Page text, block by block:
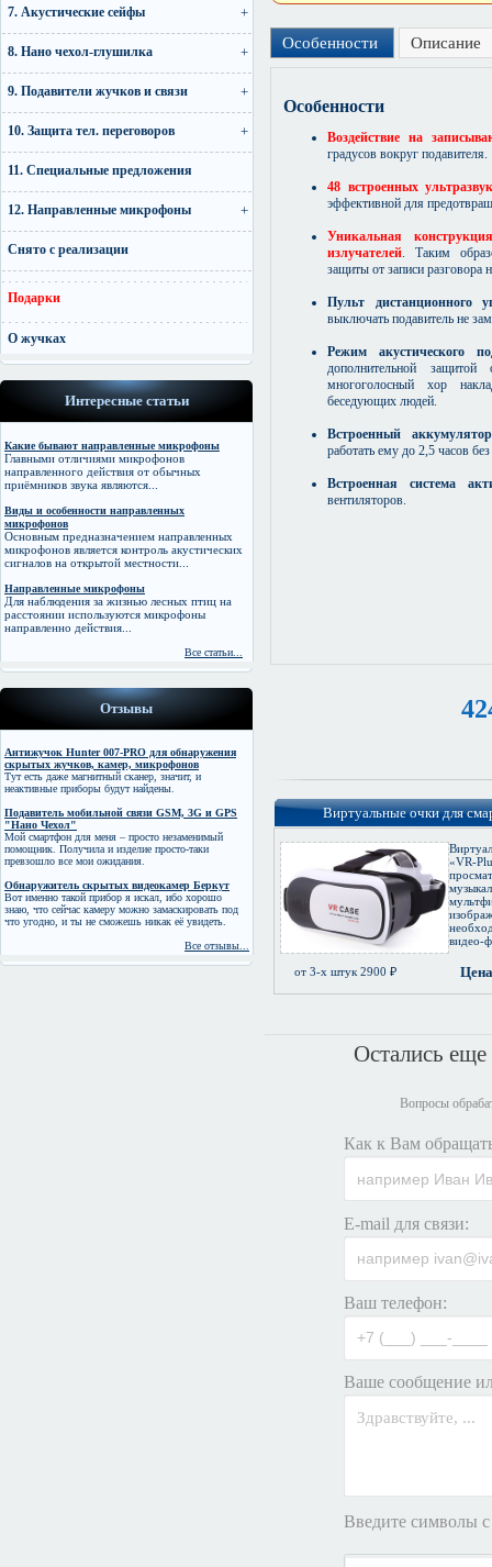
7. Акустические сейфы
8. Нано чехол-глушилка
9. Подавители жучков и связи
10. Защита тел. переговоров
11. Специальные предложения
12. Направленные микрофоны
Снято с реализации
Подарки
О жучках
Интересные статьи
Какие бывают направленные микрофоны
Главными отличиями микрофонов
направленного действия от обычных
приёмников звука являются...
Виды и особенности направленных
микрофонов
Основным предназначением направленных
микрофонов является контроль акустических
сигналов на открытой местности...
Направленные микрофоны
Для наблюдения за жизнью лесных птиц на
расстоянии используются микрофоны
направленно действия...
Все статьи...
Отзывы
Антижучок Hunter 007-PRO для обнаружения
скрытых жучков, камер, микрофонов
Тут есть даже магнитный сканер, значит, и
неактивные приборы будут найдены.
Подавитель мобильной связи GSM, 3G и GPS
"Нано Чехол"
Мой смартфон для меня – просто незаменимый
помощник. Получила и изделие просто-таки
превзошло все мои ожидания.
Обнаружитель скрытых видеокамер Беркут
Вот именно такой прибор я искал, ибо хорошо
знаю, что сейчас камеру можно замаскировать под
что угодно, и ты не сможешь никак её увидеть.
Все отзывы...
Особенности Описание
Особенности
Воздействие на
градусов вокруг подавителя.
48 встроенных
эффективной для
Уникальная
излучателей. Таким
защиты от записи
Пульт дистанционного
выключать подавитель не
Режим акустического
дополнительной
многоголосный хор
беседующих людей.
Встроенный
работать ему до 2,5 часов
Встроенная система
вентиляторов.
Виртуальные очки для
видео-
от 3-х штук 2900 ₽
Остались
Вопросы
Как к Вам
E-mail для связи:
Ваш телефон:
Ваше сообщение
Введите символы